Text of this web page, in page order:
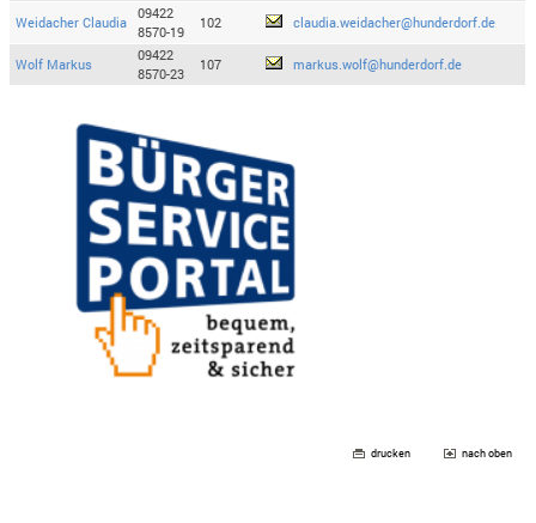
Weidacher Claudia
09422
8570-19
102 claudia.weidacher@hunderdorf.de
Wolf Markus
09422
8570-23
107 markus.wolf@hunderdorf.de
drucken nach oben